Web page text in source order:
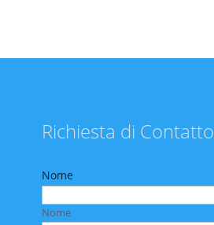
Richiesta di Contatto
Nome
Nome